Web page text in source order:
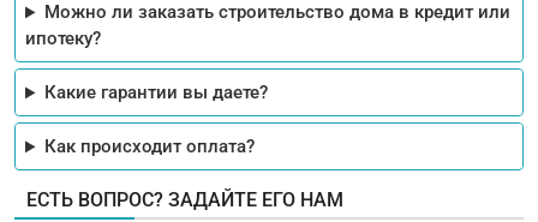
Можно ли заказать строительство дома в кредит или
ипотеку?
Какие гарантии вы даете?
Как происходит оплата?
ЕСТЬ ВОПРОС? ЗАДАЙТЕ ЕГО НАМ